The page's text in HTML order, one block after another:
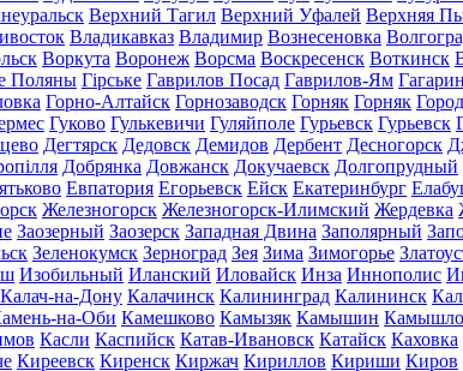
Верхний Тагил Верхний Уфалей Верхняя
Владикавказ Владимир Вознесеновка
Воркута Воронеж Ворсма Воскресенск Воткинск
Поляны Гірське Гаврилов Посад Гаврилов-Ям Гагарин
Горно-Алтайск Горнозаводск Горняк Горняк
Гуково Гулькевичи Гуляйполе Гурьевск Гурьевск
Дегтярск Дедовск Демидов Дербент Десногорск
Добрянка Довжанск Докучаевск Долгопрудный
Евпатория Егорьевск Ейск Екатеринбург
Железногорск Железногорск-Илимский Жердевка
Заозерный Заозерск Западная Двина Заполярный
Зеленокумск Зерноград Зея Зима Зимогорье
Изобильный Иланский Иловайск Инза Иннополис
Калач-на-Дону Калачинск Калининград Калининск
на-Оби Камешково Камызяк Камышин
Касли Каспийск Катав-Ивановск Катайск Каховка
Киреевск Киренск Киржач Кириллов Кириши Киров